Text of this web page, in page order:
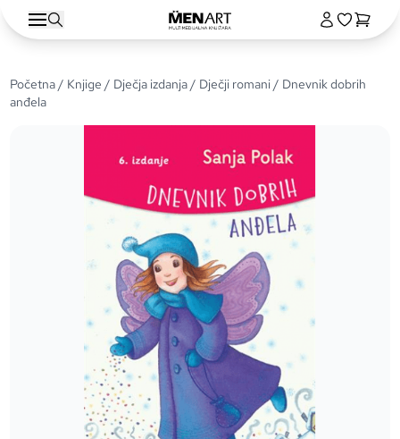
Početna/ Knjige / Dječja izdanja/ Dječji romani/ Dnevnik dobrih
anđela